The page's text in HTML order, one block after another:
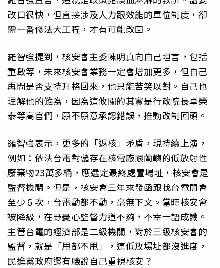
改口很快，但直接涉及人力跟效能的單位制度，卻
需一番修法大工程，才有可能改回。
羅智強提到，核安會主委陳明真向自己坦言，包括
重啟等，未來核安會業務一定會增加更多，但自己
再問是否支持升格回來，他只能苦笑以對。自己也
理解他的難為，因為這攸關的其實是行政院長卓榮
泰等高官們，願不願意承認錯誤，推動改制回頭。
羅智強表示，更多的「返核」矛盾，現持續上演，
例如：依法台電對儲存在核電廠跟蘭嶼的低放射性
廢棄物23萬多桶，應選定最終處置場址，核安會是
監督機關。但是，核安會三年來發函跟找台電開會
至少６次，台電動都不動，毫無下文。當時核安會
被降級，在野憂心監督力道不夠，不幸一語成讖。
主管台電的經濟部是二級機關，對於三級核安會的
監督，就是「甩都不甩」，連低放場址都沒進度，
民進黨政府還有臉說自己重視核安？